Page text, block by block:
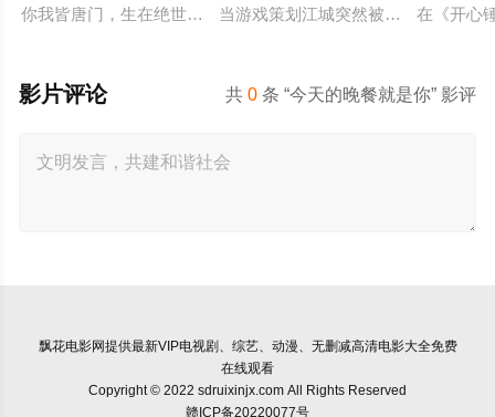
你我皆唐门，生在绝世中——腾讯视频《斗罗大陆绝世唐门》动
当游戏策划江城突然被拉进自己精心
在《开心
共0 条 “今天的晚餐就是你” 影评
影片评论
飘花电影网提供最新VIP电视剧、综艺、动漫、无删减高清电影大全免费
在线观看
Copyright © 2022 sdruixinjx.com All Rights Reserved
赣ICP备20220077号